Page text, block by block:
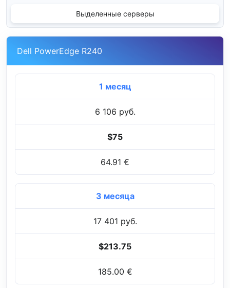
Выделенные серверы
Dell PowerEdge R240
1 месяц
6 106 руб.
$75
64.91 €
3 месяца
17 401 руб.
$213.75
185.00 €